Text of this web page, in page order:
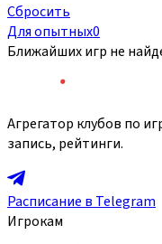
Сбросить
Для опытных0
Ближайших игр не
Агрегатор клубов по
запись, рейтинги.
Расписание в Telegram
Игрокам